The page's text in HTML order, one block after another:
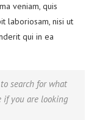
veniam, quis
laboriosam, nisi ut
qui in ea
search for what
if you are looking